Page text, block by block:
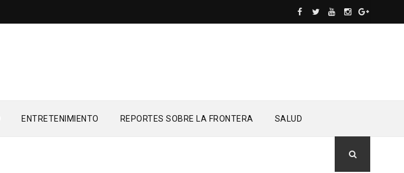
ENTRETENIMIENTO REPORTES SOBRE LA FRONTERA SALUD